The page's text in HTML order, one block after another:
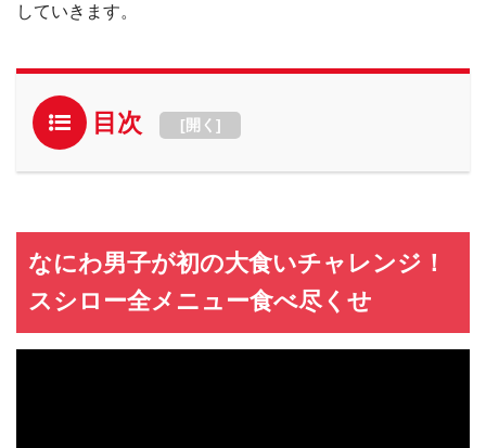
していきます。
目次 [開く ]
なにわ男子が初の大食いチャレンジ！
スシロー全メニュー食べ尽くせ